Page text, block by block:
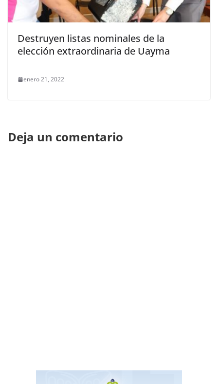
Destruyen listas nominales de la
elección extraordinaria de Uayma
enero 21, 2022
Deja un comentario